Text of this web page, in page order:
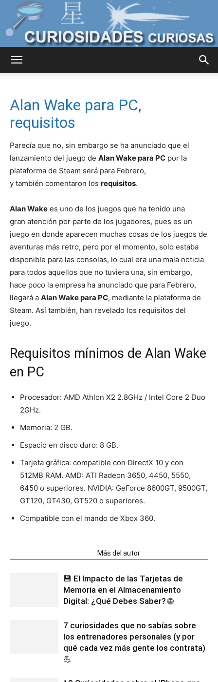
Curiosas
del
Alan Wake para PC,
requisitos
Parecía que no, sin embargo se ha anunciado que el
lanzamiento del juego de Alan Wake para PC por la
plataforma de Steam será para Febrero,
y también comentaron los requisitos.
Alan Wake es uno de los juegos que ha tenido una
gran atención por parte de los jugadores, pues es un
juego en donde aparecen muchas cosas de los juegos de
aventuras más retro, pero por el momento, solo estaba
disponible para las consolas, lo cual era una mala noticia
para todos aquellos que no tuviera una, sin embargo,
hace poco la empresa ha anunciado que para Febrero,
llegará a Alan Wake para PC, mediante la plataforma de
Steam. Así también, han revelado los requisitos del
juego.
Requisitos mínimos de Alan Wake
en PC
Procesador: AMD Athlon X2 2.8GHz / Intel Core 2 Duo
2GHz.
Memoria: 2 GB.
Espacio en disco duro: 8 GB.
Tarjeta gráfica: compatible con DirectX 10 y con
512MB RAM. AMD: ATI Radeon 3650, 4450, 5550,
6450 o superiores. NVIDIA: GeForce 8600GT, 9500GT,
GT120, GT430, GT520 o superiores.
Compatible con el mando de Xbox 360.
Más del autor
💾 El Impacto de las Tarjetas de
Memoria en el Almacenamiento
Digital: ¿Qué Debes Saber? 🌐
7 curiosidades que no sabías sobre
los entrenadores personales (y por
qué cada vez más gente los contrata)
💪